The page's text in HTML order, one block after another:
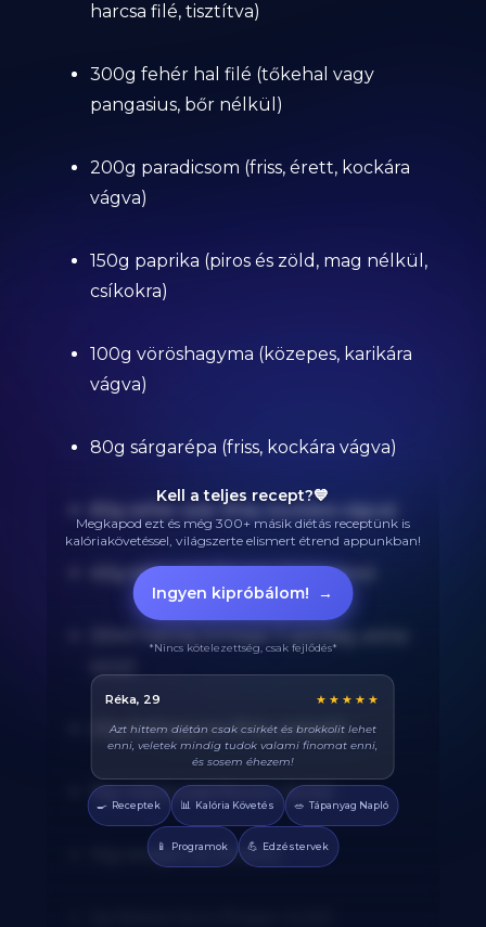
harcsa filé, tisztítva)
300g fehér hal filé (tőkehal vagy
pangasius, bőr nélkül)
200g paradicsom (friss, érett, kockára
vágva)
150g paprika (piros és zöld, mag nélkül,
csíkokra)
100g vöröshagyma (közepes, karikára
vágva)
80g sárgarépa (friss, kockára vágva)
60g zeller szár (friss, kockára vágva)
40g édes paprika por (magyaros)
30ml halolaj (omega-3 gazdag, extra
20g fokhagyma (friss, préselt)
15g csípős paprika por (erős)
10g tengeri só (finom)
Kell a teljes recept?💙
Megkapod ezt és még 300+ másik diétás receptünk is
kalóriakövetéssel, világszerte elismert étrend appunkban!
Ingyen kipróbálom! →
*Nincs kötelezettség, csak fejlődés*
Balázs, 38 ★★★★★
Végre tudom pontosan mennyi fehérjét eszem
naponta. A kaloriaszámláló sokat segít, előtte
össze-vissza zabáltam...
🍳 Receptek 📊 Kalória Követés 🥗 Tápanyag Napló
📱 Programok 💪 Edzéstervek